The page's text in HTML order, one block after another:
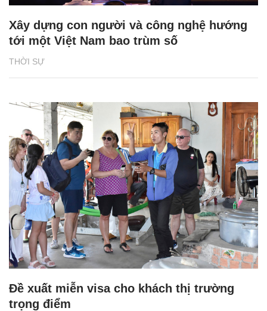
THỜI SỰ
Xây dựng con người và công nghệ hướng
tới một Việt Nam bao trùm số
Đề xuất miễn visa cho khách thị trường
trọng điểm